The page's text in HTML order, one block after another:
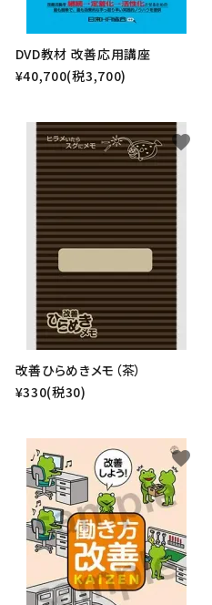
DVD教材 改善応用講座
¥40,700(税3,700)
改善ひらめきメモ（茶）
¥330(税30)
favorite
favorite